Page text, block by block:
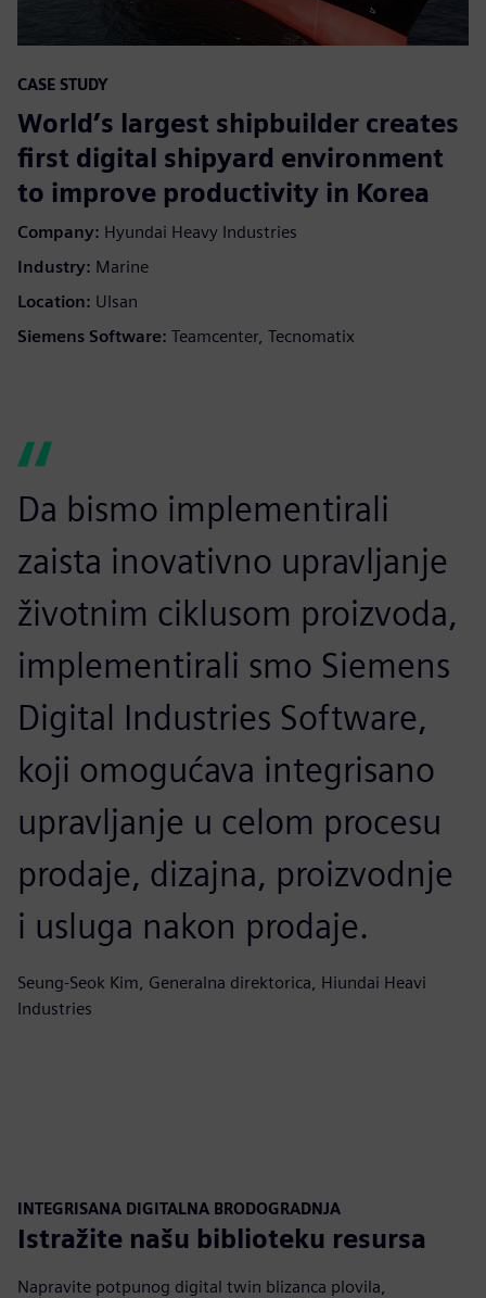
CASE STUDY
World’s largest shipbuilder creates
first digital shipyard environment
to improve productivity in Korea
Company: Hyundai Heavy Industries
Industry: Marine
Location: Ulsan
Siemens Software: Teamcenter, Tecnomatix
Da bismo implementirali
zaista inovativno upravljanje
životnim ciklusom proizvoda,
implementirali smo Siemens
Digital Industries Software,
koji omogućava integrisano
upravljanje u celom procesu
prodaje, dizajna, proizvodnje
i usluga nakon prodaje.
Seung-Seok Kim, Generalna direktorica, Hiundai Heavi
Industries
INTEGRISANA DIGITALNA BRODOGRADNJA
Istražite našu biblioteku resursa
Napravite potpunog digital twin blizanca plovila,